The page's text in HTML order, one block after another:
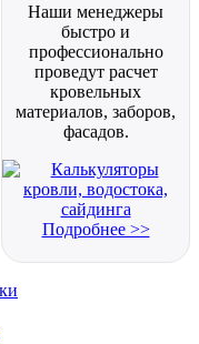
Наши менеджеры
быстро и
профессионально
проведут расчет
кровельных
материалов, заборов,
фасадов.
Подробнее >>